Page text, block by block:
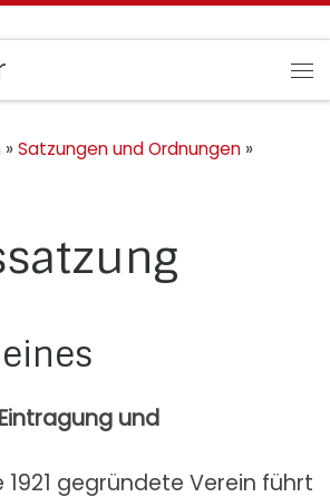
» Satzungen und Ordnungen »
und
1921 gegründete Verein führt